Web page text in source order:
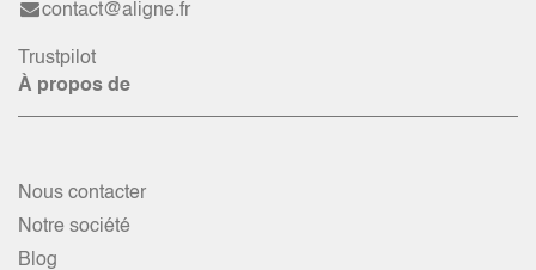
contact@aligne.fr
Trustpilot
À propos de
Nous contacter
Notre société
Blog